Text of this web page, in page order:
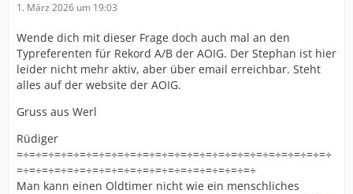
1. März 2026 um 19:03
Wende dich mit dieser Frage doch auch mal an den
Typreferenten für Rekord A/B der AOIG. Der Stephan ist hier
leider nicht mehr aktiv, aber über email erreichbar. Steht
alles auf der website der AOIG.
Gruss aus Werl
Rüdiger
=÷=÷=÷=÷=÷=÷=÷=÷=÷=÷=÷=÷=÷=÷=÷=÷=÷=÷=÷=÷=÷=÷=÷=÷=÷
=÷=÷=÷=÷=÷=÷=÷=÷=÷=÷=÷=÷=÷=÷=÷=÷=÷=÷=÷
Man kann einen Oldtimer nicht wie ein menschliches